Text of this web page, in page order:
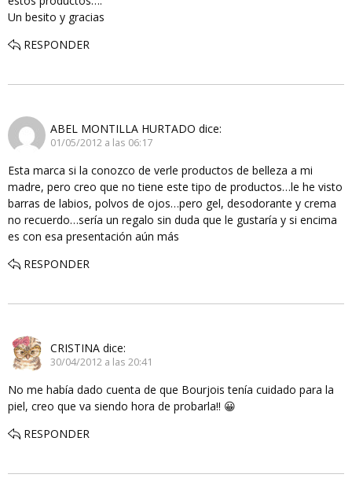
Un besito y gracias
RESPONDER
ABEL MONTILLA HURTADO dice:
01/05/2012 a las 06:17
Esta marca si la conozco de verle productos de belleza a mi
madre, pero creo que no tiene este tipo de productos…le he visto
barras de labios, polvos de ojos…pero gel, desodorante y crema
no recuerdo…sería un regalo sin duda que le gustaría y si encima
es con esa presentación aún más
RESPONDER
CRISTINA dice:
30/04/2012 a las 20:41
No me había dado cuenta de que Bourjois tenía cuidado para la
piel, creo que va siendo hora de probarla!! 😀
RESPONDER